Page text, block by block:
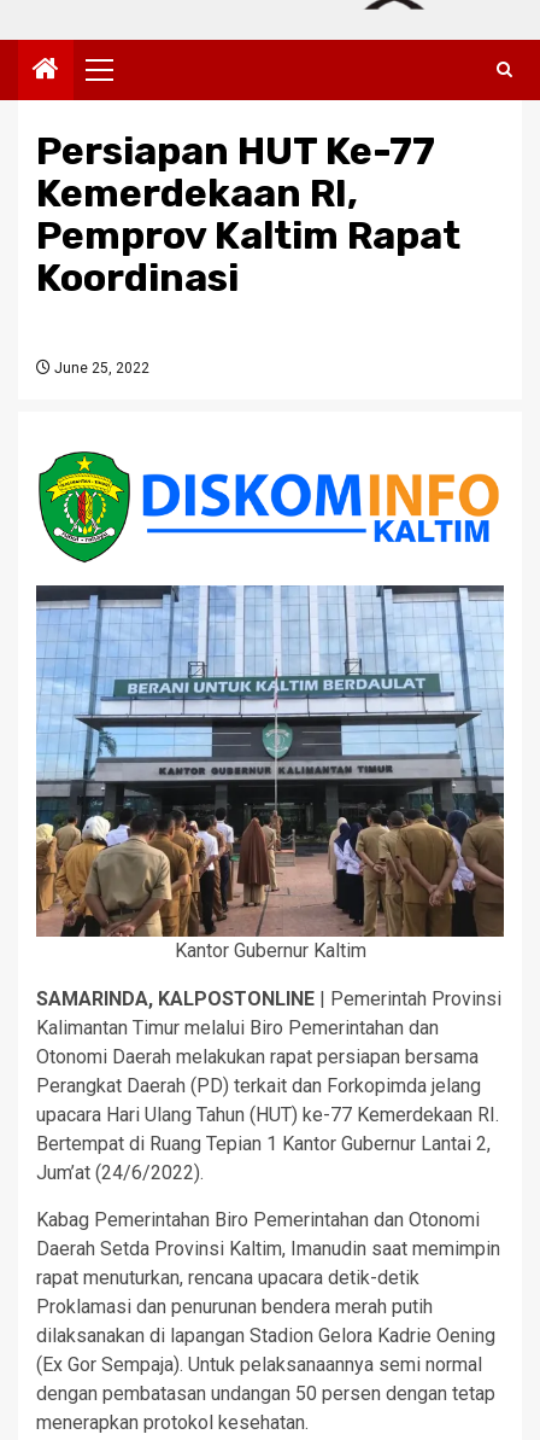
Primary
Menu
Persiapan HUT Ke-77
Kemerdekaan RI,
Pemprov Kaltim Rapat
Koordinasi
June 25, 2022
Kantor Gubernur Kaltim
SAMARINDA, KALPOSTONLINE | Pemerintah Provinsi
Kalimantan Timur melalui Biro Pemerintahan dan
Otonomi Daerah melakukan rapat persiapan bersama
Perangkat Daerah (PD) terkait dan Forkopimda jelang
upacara Hari Ulang Tahun (HUT) ke-77 Kemerdekaan RI.
Bertempat di Ruang Tepian 1 Kantor Gubernur Lantai 2,
Jum’at (24/6/2022).
Kabag Pemerintahan Biro Pemerintahan dan Otonomi
Daerah Setda Provinsi Kaltim, Imanudin saat memimpin
rapat menuturkan, rencana upacara detik-detik
Proklamasi dan penurunan bendera merah putih
dilaksanakan di lapangan Stadion Gelora Kadrie Oening
(Ex Gor Sempaja). Untuk pelaksanaannya semi normal
dengan pembatasan undangan 50 persen dengan tetap
menerapkan protokol kesehatan.